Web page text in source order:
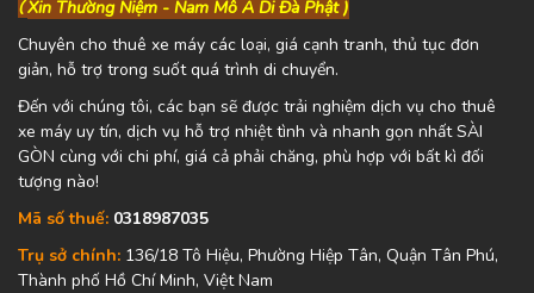
(Xin Thường Niệm - Nam Mô A Di Đà Phật )
Chuyên cho thuê xe máy các loại, giá cạnh tranh, thủ tục đơn
giản, hỗ trợ trong suốt quá trình di chuyển.
Đến với chúng tôi, các bạn sẽ được trải nghiệm dịch vụ cho thuê
xe máy uy tín, dịch vụ hỗ trợ nhiệt tình và nhanh gọn nhất SÀI
GÒN cùng với chi phí, giá cả phải chăng, phù hợp với bất kì đối
tượng nào!
Mã số thuế: 0318987035
Trụ sở chính: 136/18 Tô Hiệu, Phường Hiệp Tân, Quận Tân Phú,
Thành phố Hồ Chí Minh, Việt Nam